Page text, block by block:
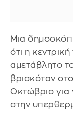
Μια
ότι η
αμετάβλητο
βρισκόταν
Οκτώβριο για
στην